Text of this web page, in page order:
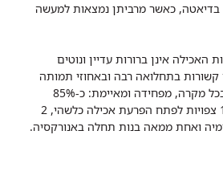
בדיאטה, כאשר מרביתן נמצאות למעשה
האכילה אינן ברורות עדיין ונוטים
קשורות בתחלואה רבה ובאחוזי תמותה
גבוהים. הסטטיסטיקה, בכל מקרה, מפחידה ומאיימת: כ-85%
מהנערות בגילאים 18-13 צפויות לפתח הפרעת אכילה כלשהי, 2
ואחת ממאה בנות תחלה באנורקסיה.